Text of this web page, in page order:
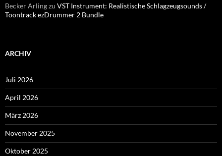
Becker Arlingzu VST Instrument: Realistische Schlagzeugsounds /
Toontrack ezDrummer 2 Bundle
ARCHIV
Juli 2026
April 2026
März 2026
November 2025
Oktober 2025